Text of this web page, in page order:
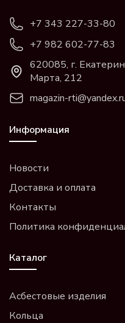
+7 343 227-33-80
+7 982 602-77-83
620085, г.
Марта, 212
magazin-
Информация
Новости
Доставка и оплата
Контакты
Политика
Каталог
Асбестовые изделия
Кольца